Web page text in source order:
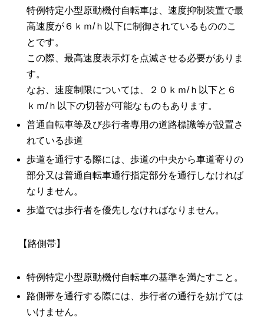
特例特定小型原動機付自転車は、速度抑制装置で最
高速度が６ｋｍ/ｈ以下に制御されているもののこ
とです。
この際、最高速度表示灯を点滅させる必要がありま
す。
なお、速度制限については、２０ｋｍ/ｈ以下と６
ｋｍ/ｈ以下の切替が可能なものもあります。
普通自転車等及び歩行者専用の道路標識等が設置さ
れている歩道
歩道を通行する際には、歩道の中央から車道寄りの
部分又は普通自転車通行指定部分を通行しなければ
なりません。
歩道では歩行者を優先しなければなりません。
【路側帯】
特例特定小型原動機付自転車の基準を満たすこと。
路側帯を通行する際には、歩行者の通行を妨げては
いけません。